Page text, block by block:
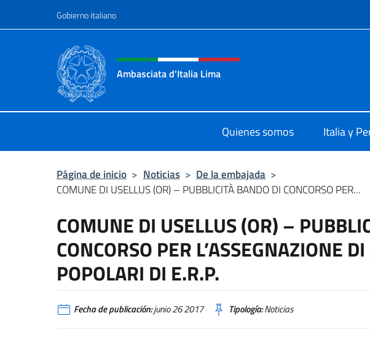
Gobierno italiano
Encabezado del sitio web, redes
Ambasciata d'Italia Lima
Quienes somos Italia y
Página de inicio > Noticias > De la embajada >
COMUNE DI USELLUS (OR) – PUBBLICITÀ BANDO DI CONCORSO PER...
COMUNE DI USELLUS (OR) –
CONCORSO PER L’ASSEGNAZIONE
POPOLARI DI E.R.P.
Fecha de publicación:junio 26 2017 Tipología:Noticias